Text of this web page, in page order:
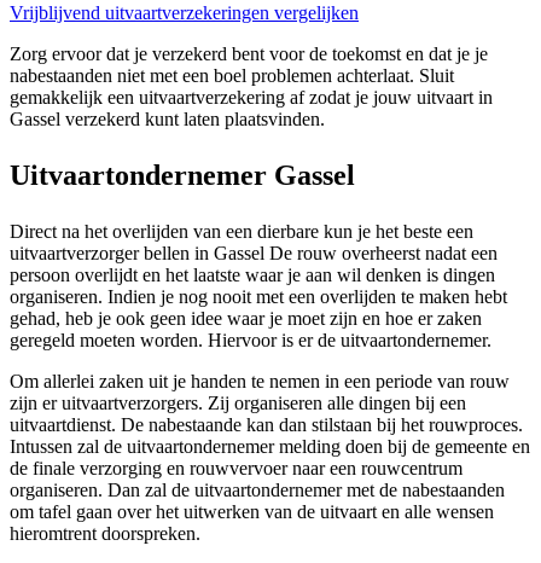
Vrijblijvend uitvaartverzekeringen vergelijken
Zorg ervoor dat je verzekerd bent voor de toekomst en dat je je
nabestaanden niet met een boel problemen achterlaat. Sluit
gemakkelijk een uitvaartverzekering af zodat je jouw uitvaart in
Gassel verzekerd kunt laten plaatsvinden.
Uitvaartondernemer Gassel
Direct na het overlijden van een dierbare kun je het beste een
uitvaartverzorger bellen in Gassel De rouw overheerst nadat een
persoon overlijdt en het laatste waar je aan wil denken is dingen
organiseren. Indien je nog nooit met een overlijden te maken hebt
gehad, heb je ook geen idee waar je moet zijn en hoe er zaken
geregeld moeten worden. Hiervoor is er de uitvaartondernemer.
Om allerlei zaken uit je handen te nemen in een periode van rouw
zijn er uitvaartverzorgers. Zij organiseren alle dingen bij een
uitvaartdienst. De nabestaande kan dan stilstaan bij het rouwproces.
Intussen zal de uitvaartondernemer melding doen bij de gemeente en
de finale verzorging en rouwvervoer naar een rouwcentrum
organiseren. Dan zal de uitvaartondernemer met de nabestaanden
om tafel gaan over het uitwerken van de uitvaart en alle wensen
hieromtrent doorspreken.